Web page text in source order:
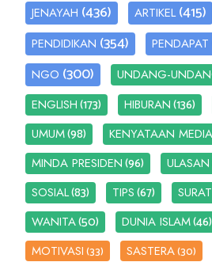
JENAYAH (436) ARTIKEL (415)
PENDIDIKAN (354) PENDAPAT
NGO (300) UNDANG-
ENGLISH(173) HIBURAN(136)
UMUM(98) KENYATAAN MEDIA
MINDA PRESIDEN(96) ULASAN
SOSIAL(83) TIPS(67)
WANITA(50) DUNIA ISLAM(46)
MOTIVASI(33) SASTERA(30)